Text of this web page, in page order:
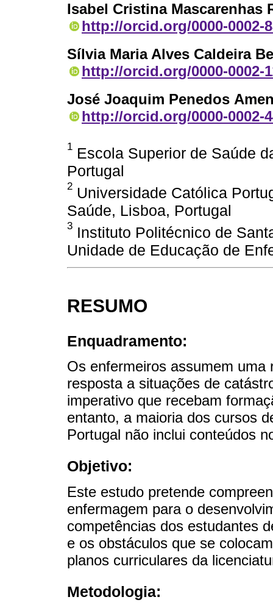
Isabel Cristina Mascarenhas
http://orcid.org/0000-0002-
Sílvia Maria Alves Caldeira
http://orcid.org/0000-0002-
José Joaquim Penedos
http://orcid.org/0000-0002-
1 Escola Superior de Saúde
Portugal
2 Universidade Católica
Saúde, Lisboa, Portugal
3 Instituto Politécnico de
Unidade de Educação de
RESUMO
Enquadramento:
Os enfermeiros assumem uma
resposta a situações de
imperativo que recebam
entanto, a maioria dos cursos
Portugal não inclui conteúdos
Objetivo:
Este estudo pretende
enfermagem para o
competências dos estudantes
e os obstáculos que se
planos curriculares da
Metodologia: